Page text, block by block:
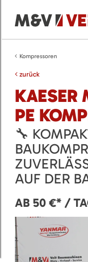
Kompressoren
zurück
KAESER
PE
🔧
AUF DER
AB 50 €* /